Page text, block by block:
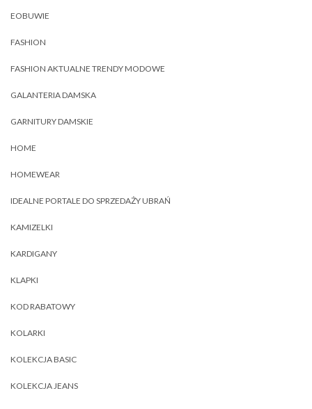
EOBUWIE
FASHION
FASHION AKTUALNE TRENDY MODOWE
GALANTERIA DAMSKA
GARNITURY DAMSKIE
HOME
HOMEWEAR
IDEALNE PORTALE DO SPRZEDAŻY UBRAŃ
KAMIZELKI
KARDIGANY
KLAPKI
KOD RABATOWY
KOLARKI
KOLEKCJA BASIC
KOLEKCJA JEANS